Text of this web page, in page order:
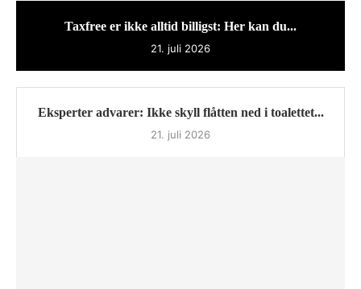
Taxfree er ikke alltid billigst: Her kan du...
21. juli 2026
Eksperter advarer: Ikke skyll flåtten ned i toalettet...
21. juli 2026